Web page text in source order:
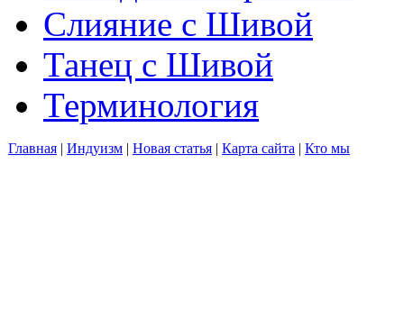
Слияние с Шивой
Танец с Шивой
Терминология
Главная | Индуизм | Новая статья | Карта сайта | Кто мы